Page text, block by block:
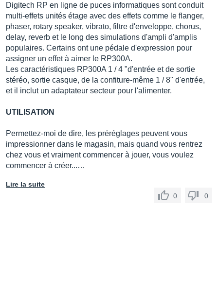
Digitech RP en ligne de puces informatiques sont conduit
multi-effets unités étage avec des effets comme le flanger,
phaser, rotary speaker, vibrato, filtre d'enveloppe, chorus,
delay, reverb et le long des simulations d'ampli d'amplis
populaires. Certains ont une pédale d'expression pour
assigner un effet à aimer le RP300A.
Les caractéristiques RP300A 1 / 4 "d'entrée et de sortie
stéréo, sortie casque, de la confiture-même 1 / 8" d'entrée,
et il inclut un adaptateur secteur pour l'alimenter.
UTILISATION
Permettez-moi de dire, les préréglages peuvent vous
impressionner dans le magasin, mais quand vous rentrez
chez vous et vraiment commencer à jouer, vous voulez
commencer à créer...…
Lire la suite
0
0